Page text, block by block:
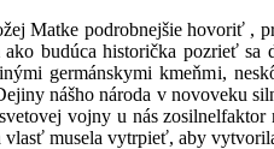
Matke podrobnejšie hovoriť ,
budúca historička pozrieť
germánskymi kmeňmi,
nášho národa v novoveku
vojny u nás
musela vytrpieť, aby